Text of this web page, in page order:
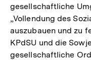
gesellschaftliche
„Vollendung des
auszubauen und zu
KPdSU und die
gesellschaftliche